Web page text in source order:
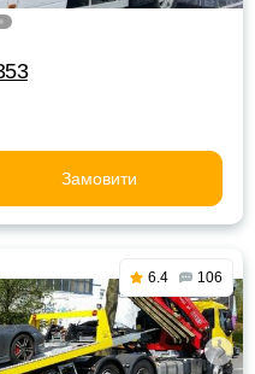
Замовити
6.4 106